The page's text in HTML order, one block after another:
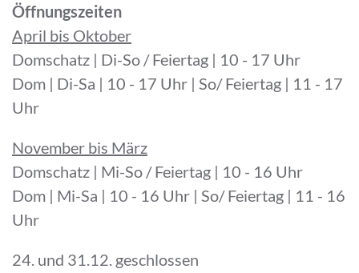
Öffnungszeiten
April bis Oktober
Domschatz | Di-So / Feiertag | 10 - 17 Uhr
Dom | Di-Sa | 10 - 17 Uhr | So/ Feiertag | 11 - 17
Uhr
November bis März
Domschatz | Mi-So / Feiertag | 10 - 16 Uhr
Dom | Mi-Sa | 10 - 16 Uhr | So/ Feiertag | 11 - 16
Uhr
24. und 31.12. geschlossen